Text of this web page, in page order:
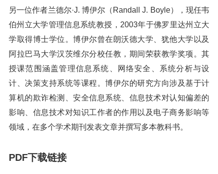
另一位作者兰德尔·J. 博伊尔（Randall J. Boyle），现任韦
伯州立大学管理信息系统教授，2003年于佛罗里达州立大
学取得博士学位。博伊尔曾在朗沃德大学、犹他大学以及
阿拉巴马大学汉茨维尔分校任教，期间荣获教学奖项。其
授课范围涵盖管理信息系统、网络安全、系统分析与设
计、决策支持系统等课程。博伊尔的研究方向涉及基于计
算机的欺诈检测、安全信息系统、信息技术对认知偏差的
影响、信息技术对知识工作者的作用以及电子商务影响等
领域，在多个学术期刊发表文章并撰写多本教科书。
PDF下载链接